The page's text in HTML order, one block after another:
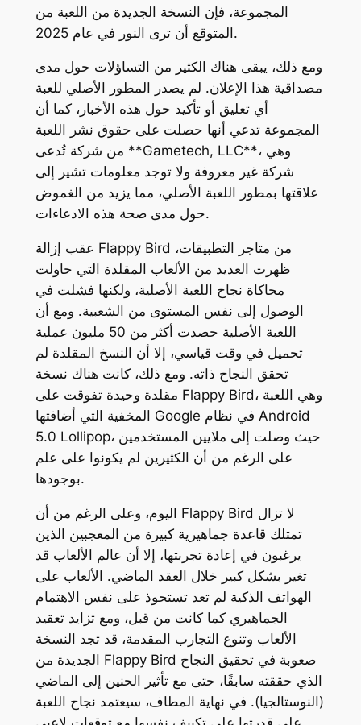
المجموعة، فإن النسخة الجديدة من اللعبة من
المتوقع أن ترى النور في عام 2025.
ومع ذلك، يبقى هناك الكثير من التساؤلات حول مدى
مصداقية هذا الإعلان. لم يصدر المطور الأصلي للعبة
أي تعليق أو تأكيد حول هذه الأخبار، كما أن
المجموعة تدعي أنها حصلت على حقوق نشر اللعبة
من شركة تُدعى **Gametech, LLC**، وهي
شركة غير معروفة ولا توجد معلومات تشير إلى
علاقتها بمطور اللعبة الأصلي، مما يزيد من الغموض
حول مدى صحة هذه الادعاءات.
عقب إزالة Flappy Bird من متاجر التطبيقات،
ظهرت العديد من الألعاب المقلدة التي حاولت
محاكاة نجاح اللعبة الأصلية، ولكنها فشلت في
الوصول إلى نفس المستوى من الشعبية. ومع أن
اللعبة الأصلية حصدت أكثر من 50 مليون عملية
تحميل في وقت قياسي، إلا أن النسخ المقلدة لم
تحقق النجاح ذاته. ومع ذلك، كانت هناك نسخة
مقلدة وحيدة تفوقت على Flappy Bird، وهي اللعبة
المخفية التي أضافتها Google في نظام Android
5.0 Lollipop، حيث وصلت إلى ملايين المستخدمين
على الرغم من أن الكثيرين لم يكونوا على علم
بوجودها.
اليوم، وعلى الرغم من أن Flappy Bird لا تزال
تمتلك قاعدة جماهيرية كبيرة من المعجبين الذين
يرغبون في إعادة تجربتها، إلا أن عالم الألعاب قد
تغير بشكل كبير خلال العقد الماضي. الألعاب على
الهواتف الذكية لم تعد تستحوذ على نفس الاهتمام
الجماهيري كما كانت من قبل، ومع تزايد تعقيد
الألعاب وتنوع التجارب المقدمة، قد تجد النسخة
الجديدة من Flappy Bird صعوبة في تحقيق النجاح
الذي حققته سابقًا، حتى مع تأثير الحنين إلى الماضي
(النوستالجيا). في نهاية المطاف، سيعتمد نجاح اللعبة